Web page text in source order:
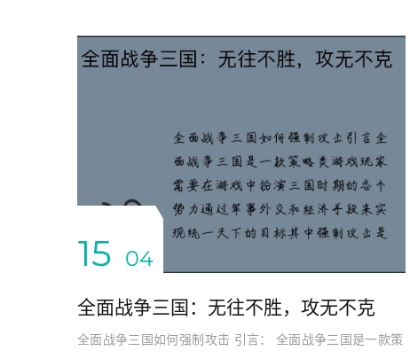
15 04
全面战争三国：无往不胜，攻无不克
全面战争三国如何强制攻击 引言： 全面战争三国是一款策